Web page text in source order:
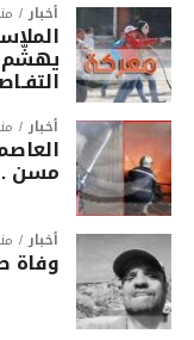
أخبار
يهشّم
أخبار
مسن
أخبار
وفاة